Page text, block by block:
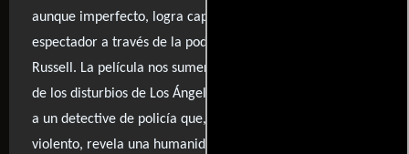
aunque imperfecto, logra captar la atención del
espectador a través de la poderosa actuación de Kurt
Russell. La película nos sumerge en un periodo turbulento
de los disturbios de Los Ángeles, donde Russell interpreta
a un detective de policía que, a pesar de su enfoque
violento, revela una humanidad conmovedora. Su